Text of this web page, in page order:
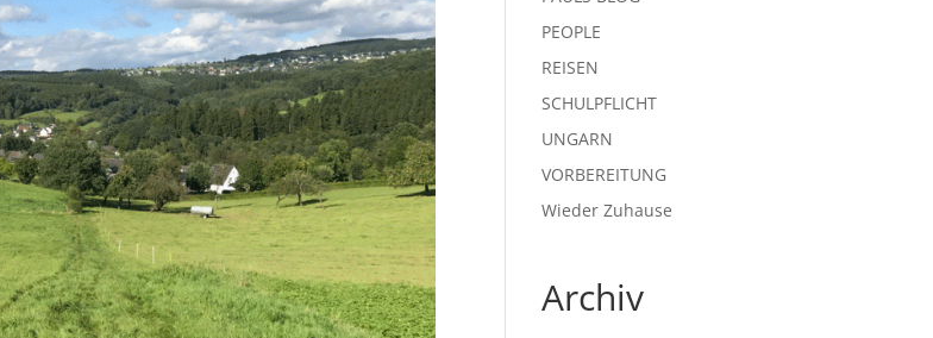
PEOPLE
REISEN
SCHULPFLICHT
UNGARN
VORBEREITUNG
Wieder Zuhause
Archiv